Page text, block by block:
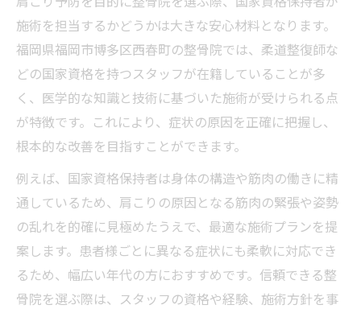
施術を担当するかどうかは大きな安心材料となります。
福岡県福岡市博多区西春町の整骨院では、柔道整復師な
どの国家資格を持つスタッフが在籍していることが多
く、医学的な知識と技術に基づいた施術が受けられる点
が特徴です。これにより、症状の原因を正確に把握し、
根本的な改善を目指すことができます。
例えば、国家資格保持者は身体の構造や筋肉の働きに精
通しているため、肩こりの原因となる筋肉の緊張や姿勢
の乱れを的確に見極めたうえで、最適な施術プランを提
案します。患者様ごとに異なる症状にも柔軟に対応でき
るため、幅広い年代の方におすすめです。信頼できる整
骨院を選ぶ際は、スタッフの資格や経験、施術方針を事